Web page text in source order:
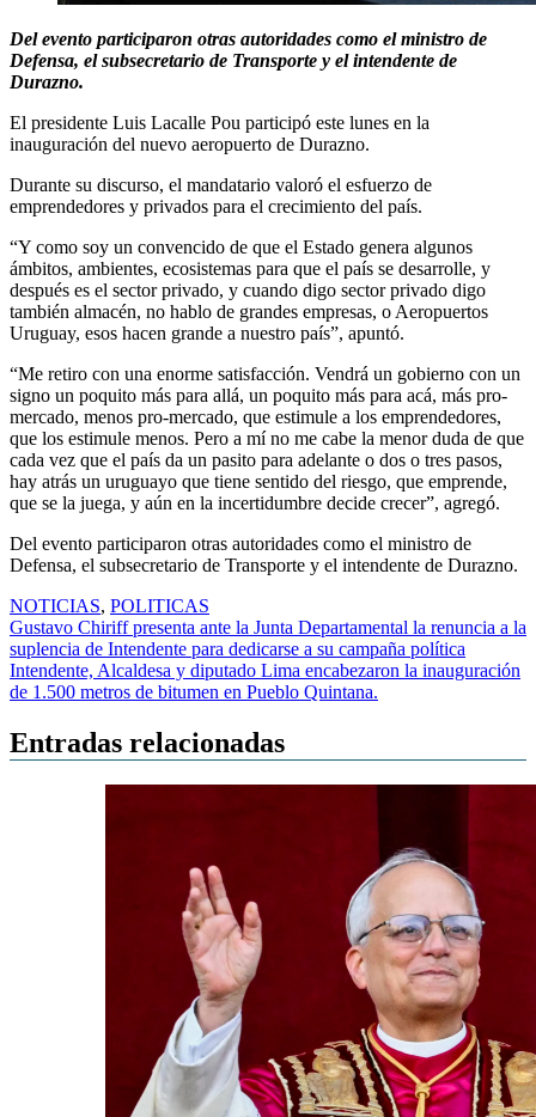
Del evento participaron otras autoridades como el ministro de
Defensa, el subsecretario de Transporte y el intendente de
Durazno.
El presidente Luis Lacalle Pou participó este lunes en la
inauguración del nuevo aeropuerto de Durazno.
Durante su discurso, el mandatario valoró el esfuerzo de
emprendedores y privados para el crecimiento del país.
“Y como soy un convencido de que el Estado genera algunos
ámbitos, ambientes, ecosistemas para que el país se desarrolle, y
después es el sector privado, y cuando digo sector privado digo
también almacén, no hablo de grandes empresas, o Aeropuertos
Uruguay, esos hacen grande a nuestro país”, apuntó.
“Me retiro con una enorme satisfacción. Vendrá un gobierno con un
signo un poquito más para allá, un poquito más para acá, más pro-
mercado, menos pro-mercado, que estimule a los emprendedores,
que los estimule menos. Pero a mí no me cabe la menor duda de que
cada vez que el país da un pasito para adelante o dos o tres pasos,
hay atrás un uruguayo que tiene sentido del riesgo, que emprende,
que se la juega, y aún en la incertidumbre decide crecer”, agregó.
Del evento participaron otras autoridades como el ministro de
Defensa, el subsecretario de Transporte y el intendente de Durazno.
NOTICIAS, POLITICAS
Navegación
de
entradas
Gustavo Chiriff presenta ante la Junta Departamental la renuncia a la
suplencia de Intendente para dedicarse a su campaña política
Intendente, Alcaldesa y diputado Lima encabezaron la inauguración
de 1.500 metros de bitumen en Pueblo Quintana.
Entradas relacionadas